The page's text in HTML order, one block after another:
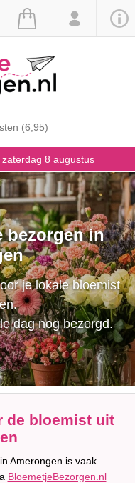
(6,95)
8 augustus
bezorgen in
je lokale bloemist
dag nog bezorgd.
de bloemist uit
Amerongen is vaak
BloemetjeBezorgen.nl